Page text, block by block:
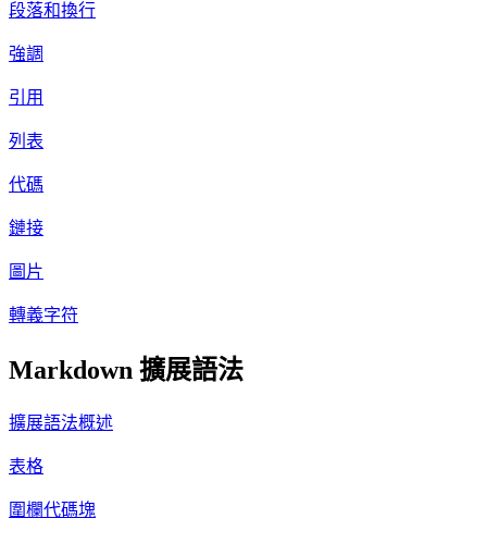
段落和換行
強調
引用
列表
代碼
鏈接
圖片
轉義字符
Markdown 擴展語法
擴展語法概述
表格
圍欄代碼塊